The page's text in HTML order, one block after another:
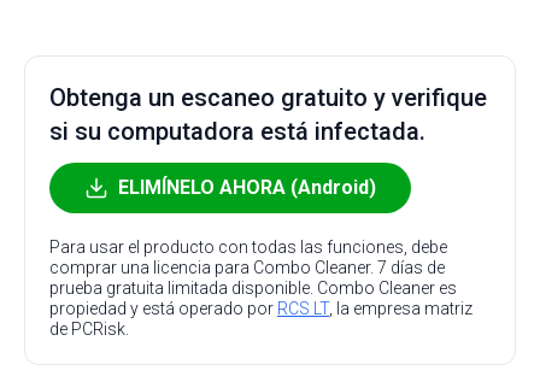
Obtenga un escaneo gratuito y verifique
si su computadora está infectada.
ELIMÍNELO AHORA (Android)
Para usar el producto con todas las funciones, debe
comprar una licencia para Combo Cleaner. 7 días de
prueba gratuita limitada disponible. Combo Cleaner es
propiedad y está operado por RCS LT, la empresa matriz
de PCRisk.